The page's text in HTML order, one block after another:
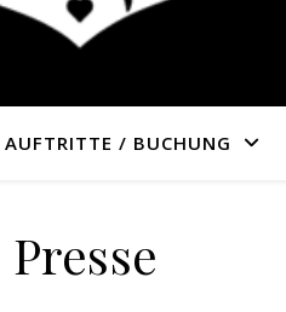
AUFTRITTE / BUCHUNG
Presse